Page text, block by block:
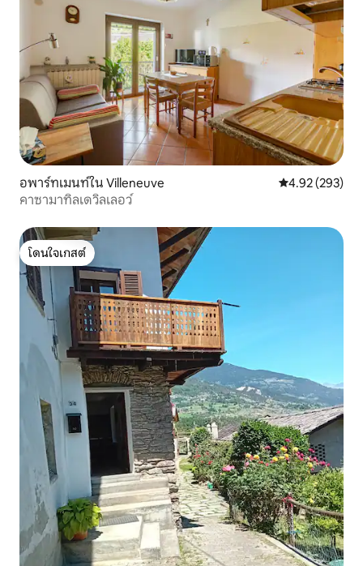
อพาร์ทเมนท์ใน Villeneuve คะแนนเฉลี่ย
4.92 (293)
คาซามาทิลเดวิลเลอว์
โดนใจเกสต์
โดนใจเกสต์